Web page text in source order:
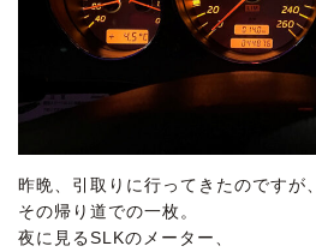
昨晩、引取りに行ってきたのですが、
その帰り道での一枚。
夜に見るSLKのメーター、